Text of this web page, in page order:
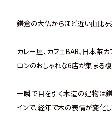
鎌倉の大仏からほど近い由比ヶ
カレー屋、カフェBAR、日本茶
ロンのおしゃれな6店が集まる
一瞬で目を引く木造の建物は
インで、経年で木の表情が変化